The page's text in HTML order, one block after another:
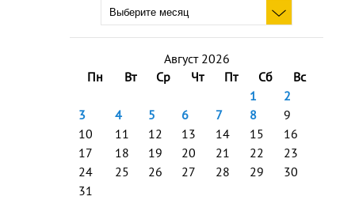
Август 2026
Пн
Вт Ср Чт Пт Сб
Вс
1
2
3
4 5 6 7 8
9
10
11 12 13 14 15
16
17
18 19 20 21 22
23
24
25 26 27 28 29
30
31